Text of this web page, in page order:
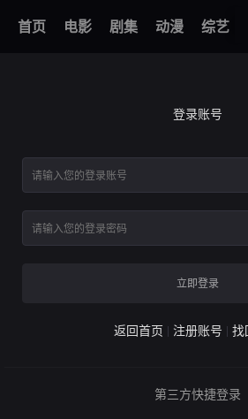
首页 电影 剧集 动漫 综艺
下载客户端
声生不息
登录账号
立即登录
返回首页 注册账号 找
第三方快捷登录